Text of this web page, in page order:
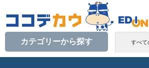
すべて
カテゴリーから探す